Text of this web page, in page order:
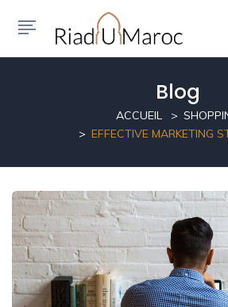
Blog
ACCUEIL
EFFECTIVE MARKETING